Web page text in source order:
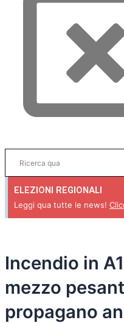
ELEZIONI REGIONALI
Leggi qua tutte le news!
Incendio in
mezzo
propagano